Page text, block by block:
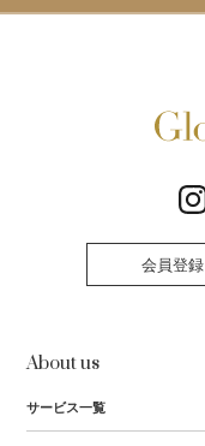
会員登録
About us
サービス一覧